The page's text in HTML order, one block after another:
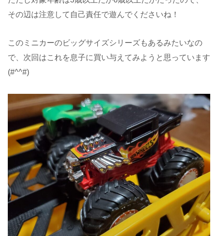
その辺は注意して自己責任で遊んでくださいね！
このミニカーのビッグサイズシリーズもあるみたいなの
で、次回はこれを息子に買い与えてみようと思っています
(#^^#)